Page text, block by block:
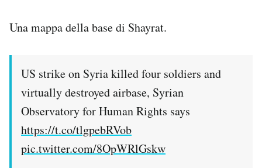
Una mappa della base di Shayrat.
US strike on Syria killed four soldiers and
virtually destroyed airbase, Syrian
Observatory for Human Rights says
https://t.co/tlgpebRVob
pic.twitter.com/8OpWRlGskw